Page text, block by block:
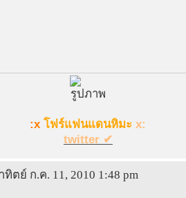
:x โฟร์แฟนแดนหิมะ x:
twitter ✔
ทิตย์ ก.ค. 11, 2010 1:48 pm